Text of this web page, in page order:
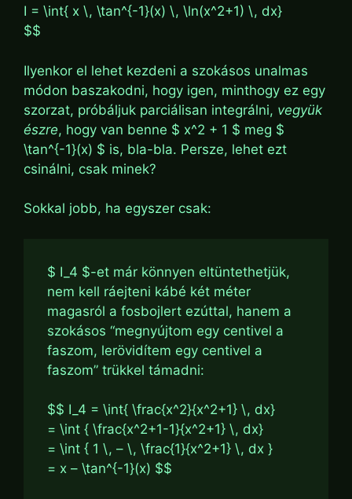
I = \int{ x \, \tan^{-1}(x) \, \ln(x^2+1) \, dx}
$$
Ilyenkor el lehet kezdeni a szokásos unalmas
módon baszakodni, hogy igen, minthogy ez egy
szorzat, próbáljuk parciálisan integrálni, vegyük
észre, hogy van benne $ x^2 + 1 $ meg $
\tan^{-1}(x) $ is, bla-bla. Persze, lehet ezt
csinálni, csak minek?
Sokkal jobb, ha egyszer csak:
$ I_4 $-et már könnyen eltüntethetjük,
nem kell ráejteni kábé két méter
magasról a fosbojlert ezúttal, hanem a
szokásos “megnyújtom egy centivel a
faszom, lerövidítem egy centivel a
faszom” trükkel támadni:
$$ I_4 = \int{ \frac{x^2}{x^2+1} \, dx}
= \int { \frac{x^2+1-1}{x^2+1} \, dx}
= \int { 1 \, – \, \frac{1}{x^2+1} \, dx }
= x – \tan^{-1}(x) $$